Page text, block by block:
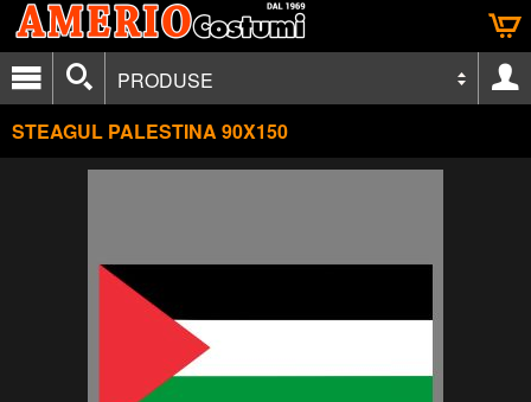
PRODUSE
STEAGUL PALESTINA 90X150